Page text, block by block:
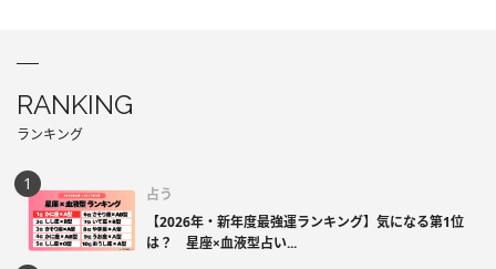
RANKING
ランキング
占う
【2026年・新年度最強運ランキング】気になる第1位
は？ 星座×血液型占い...